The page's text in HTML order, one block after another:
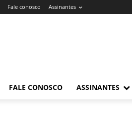
Fale conosco Assinantes
FALE CONOSCO ASSINANTES